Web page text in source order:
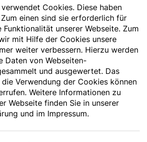
- Ihre Partnerin für
für Ernährung e. V.
136
600
800
Cookies. Diese haben
einen sind sie erforderlich für
unserer Webseite. Zum
mit Hilfe der Cookies unsere
weiter verbessern. Hierzu werden
Daten von Webseiten-
und ausgewertet. Das
Verwendung der Cookies können
Weitere Informationen zu
Webseite finden Sie in unserer
und im Impressum.